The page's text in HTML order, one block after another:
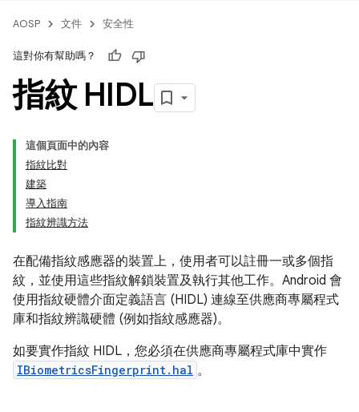
AOSP 文件 安全性
這對你有幫助嗎？
指紋 HIDL
這個頁面中的內容
指紋比對
建築
導入指南
指紋辨識方法
在配備指紋感應器的裝置上，使用者可以註冊一或多個指
紋，並使用這些指紋解鎖裝置及執行其他工作。Android 會
使用指紋硬體介面定義語言 (HIDL) 連線至供應商專屬程式
庫和指紋辨識硬體 (例如指紋感應器)。
如要實作指紋 HIDL，您必須在供應商專屬程式庫中實作
IBiometricsFingerprint.hal 。